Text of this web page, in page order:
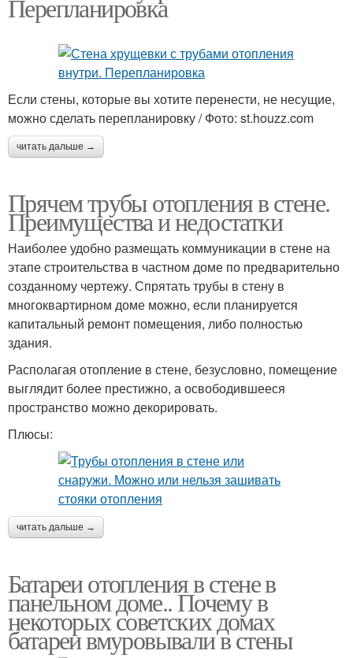
Перепланировка
Если стены, которые вы хотите перенести, не несущие,
можно сделать перепланировку / Фото: st.houzz.com
читать дальше →
Прячем трубы отопления в стене.
Преимущества и недостатки
Наиболее удобно размещать коммуникации в стене на
этапе строительства в частном доме по предварительно
созданному чертежу. Спрятать трубы в стену в
многоквартирном доме можно, если планируется
капитальный ремонт помещения, либо полностью
здания.
Располагая отопление в стене, безусловно, помещение
выглядит более престижно, а освободившееся
пространство можно декорировать.
Плюсы:
читать дальше →
Батареи отопления в стене в
панельном доме.. Почему в
некоторых советских домах
батареи вмуровывали в стены